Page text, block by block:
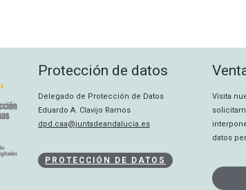
Protección de datos
Delegado de Protección de Datos
Eduardo A. Clavijo Ramos
dpd.caa@juntadeandalucia.es
PROTECCIÓN DE DATOS
Visita
datos